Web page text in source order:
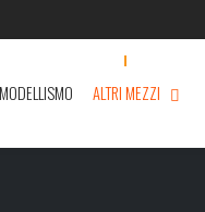
MODELLISMO ALTRI MEZZI